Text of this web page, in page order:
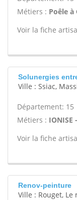
Métiers : Poêle à
Voir la fiche
Solunergies
Ville : Ssiac,
Département: 15
Métiers : IONISE -
Voir la fiche
Renov-peinture
Ville : Rouget, Le